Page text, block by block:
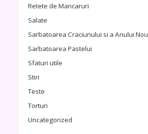
Retete de Mancaruri
Salate
Sarbatoarea Craciunului si a Anului Nou
Sarbatoarea Pastelui
Sfaturi utile
Stiri
Teste
Torturi
Uncategorized